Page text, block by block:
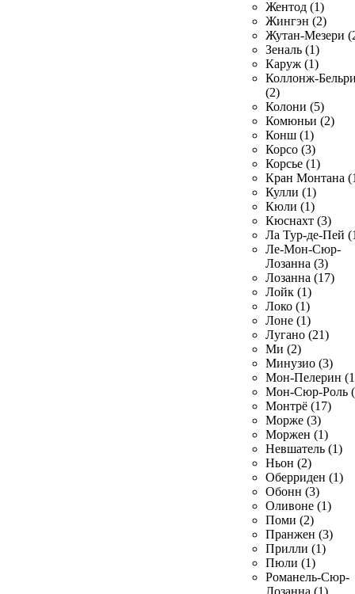
Жентод (1)
Жингэн (2)
Жутан-Мезери
Зеналь (1)
Каруж (1)
Коллонж-
(2)
Колони (5)
Комюньи (2)
Конш (1)
Корсо (3)
Корсье (1)
Кран Монтана
Кулли (1)
Кюли (1)
Кюснахт (3)
Ла Тур-де-Пей
Ле-Мон-Сюр-
Лозанна (3)
Лозанна (17)
Лойк (1)
Локо (1)
Лоне (1)
Лугано (21)
Ми (2)
Минузио (3)
Мон-Пелерин
Мон-Сюр-Роль
Монтрё (17)
Морже (3)
Моржен (1)
Невшатель (1)
Ньон (2)
Оберриден (1)
Обонн (3)
Оливоне (1)
Поми (2)
Пранжен (3)
Прилли (1)
Пюли (1)
Романель-Сюр-
Лозанна (1)